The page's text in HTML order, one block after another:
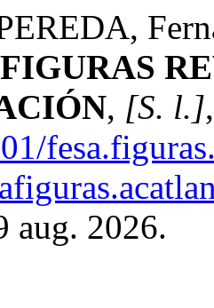
FIGURAS
, [S. l.]
aug. 2026.